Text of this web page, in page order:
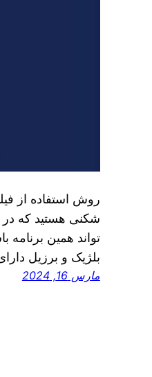
شکنی هستید که در
تواند همین برنامه
بلژیک و برزیل
مارس 16, 2024